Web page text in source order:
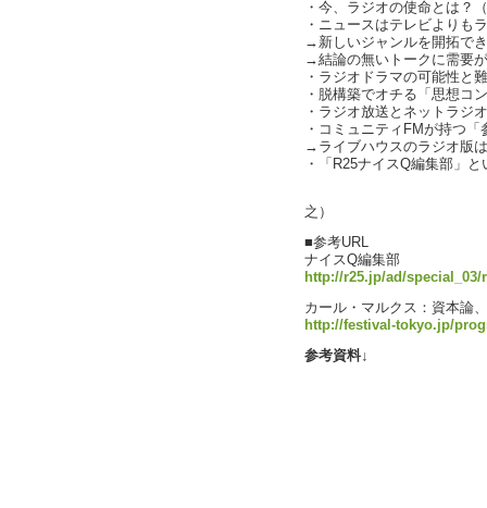
・今、ラジオの使命とは？
・ニュースはテレビよりも
→新しいジャンルを開拓で
→結論の無いトークに需要
・ラジオドラマの可能性と
・脱構築でオチる「思想コ
・ラジオ放送とネットラジ
・コミュニティFMが持つ
→ライブハウスのラジオ版
・「R25ナイスQ編集部」
之）
■参考URL
ナイスQ編集部
http://r25.jp/ad/special_03/
カール・マルクス：資本論
http://festival-tokyo.jp/
参考資料↓